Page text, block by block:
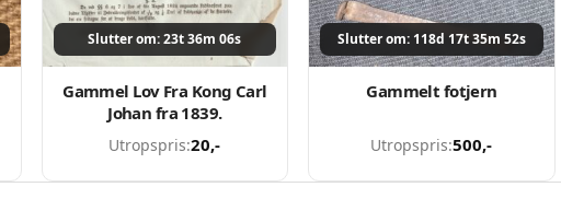
Slutter om: 23t 36m 06s
Gammel Lov Fra Kong Carl
Johan fra 1839.
Utropspris:20,-
Slutter om: 118d 17t 35m 52s
Gammelt fotjern
Utropspris:500,-